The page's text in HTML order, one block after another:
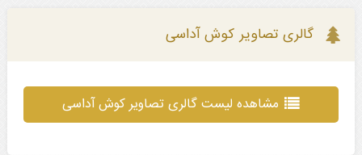
داخلی
لحظه
گالری تصاویر کوش آداسی
مشاهده لیست گالری تصاویر کوش آداسی